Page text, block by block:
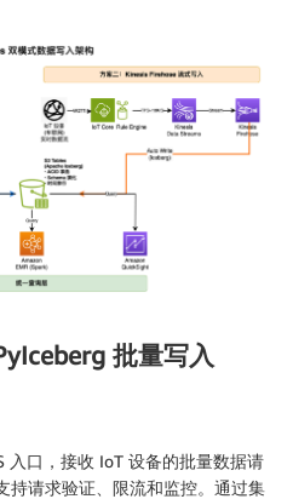
批量写入
入口，接收 IoT 设备的批量数据请
持请求验证、限流和监控。通过集